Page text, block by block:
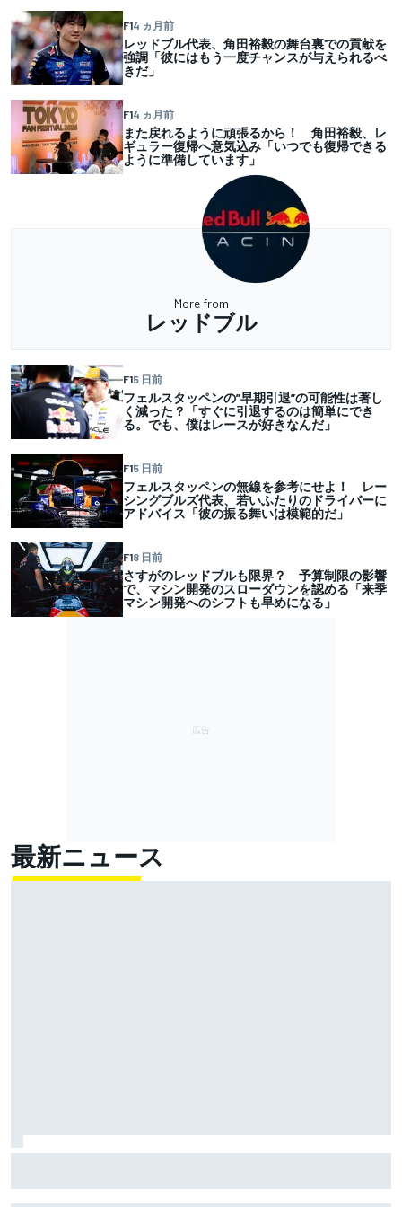
F14 ヵ月前
レッドブル代表、角田裕毅の舞台裏での貢献を
強調「彼にはもう一度チャンスが与えられるべ
きだ」
F14 ヵ月前
また戻れるように頑張るから！ 角田裕毅、レ
ギュラー復帰へ意気込み「いつでも復帰できる
ように準備しています」
More from
レッドブル
F15 日前
フェルスタッペンの”早期引退”の可能性は著し
く減った？「すぐに引退するのは簡単にでき
る。でも、僕はレースが好きなんだ」
F15 日前
フェルスタッペンの無線を参考にせよ！ レー
シングブルズ代表、若いふたりのドライバーに
アドバイス「彼の振る舞いは模範的だ」
F18 日前
さすがのレッドブルも限界？ 予算制限の影響
で、マシン開発のスローダウンを認める「来季
マシン開発へのシフトも早めになる」
最新ニュース
イギリスGPスプリント